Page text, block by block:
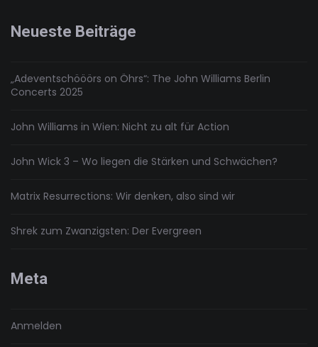
(2016)
Neueste Beiträge
„Adeventschööörs on Öhrs“: The John Williams Berlin
Concerts 2025
John Williams in Wien: Nicht zu alt für Action
John Wick 3 – Wo liegen die Stärken und Schwächen?
Matrix Resurrections: Wir denken, also sind wir
Shrek zum Zwanzigsten: Der Evergreen
Meta
Anmelden